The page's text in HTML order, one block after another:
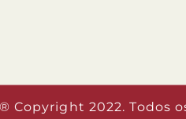
® Copyright 2022. Todos